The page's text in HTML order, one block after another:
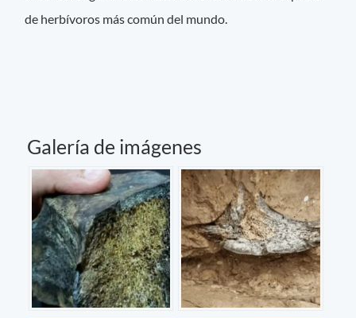
de herbívoros más común del mundo.
Galería de imágenes